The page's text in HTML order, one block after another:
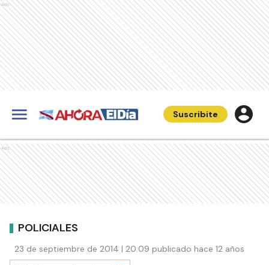
Ads
Suscribite
Ads
POLICIALES
23 de septiembre de 2014 | 20:09 publicado hace 12 años